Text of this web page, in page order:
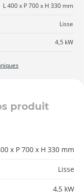
L 400 x P 700 x H 330 mm
Lisse
4,5 kW
produit
x P 700 x H 330 mm
Lisse
4,5 kW